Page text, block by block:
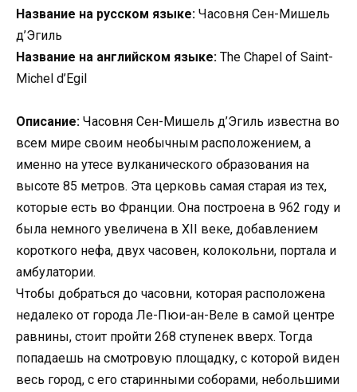
Название на русском языке: Часовня Сен-Мишель
д’Эгиль
Название на английском языке: The Chapel of Saint-
Michel d’Egil
Описание: Часовня Сен-Мишель д’Эгиль известна во
всем мире своим необычным расположением, а
именно на утесе вулканического образования на
высоте 85 метров. Эта церковь самая старая из тех,
которые есть во Франции. Она построена в 962 году и
была немного увеличена в XII веке, добавлением
короткого нефа, двух часовен, колокольни, портала и
амбулатории.
Чтобы добраться до часовни, которая расположена
недалеко от города Ле-Пюи-ан-Веле в самой центре
равнины, стоит пройти 268 ступенек вверх. Тогда
попадаешь на смотровую площадку, с которой виден
весь город, с его старинными соборами, небольшими